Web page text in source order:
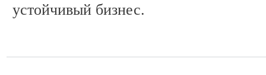
устойчивый бизнес.